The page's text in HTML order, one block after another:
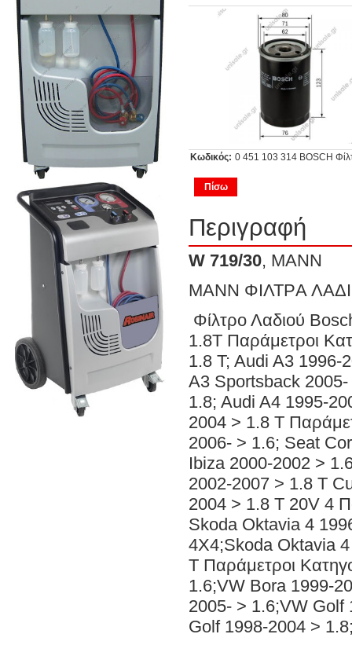
Κωδικός: 0 451 103 314 BOSCH
Πίσω
Περιγραφή
W 719/30, MANN
MANN ΦΙΛΤΡA
Φίλτρο Λαδιού
1.8Τ Παράμετροι
1.8 T; Audi A3 1996-
A3 Sportsback
1.8; Audi A4 1995-
2004 > 1.8 T
2006- > 1.6; Seat
Ibiza 2000-2002 >
2002-2007 > 1.8 T
2004 > 1.8 T 20V 4
Skoda Oktavia 4
4X4;Skoda Oktavia
T Παράμετροι
1.6;VW Bora 1999-
2005- > 1.6;VW Golf
Golf 1998-2004 >